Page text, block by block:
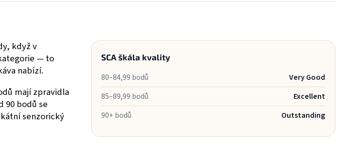
když v
— to
nabízí.
mají zpravidla
90 bodů se
senzorický
SCA škála kvality
80–84,99 bodů
Very Good
85–89,99 bodů
Excellent
90+ bodů
Outstanding